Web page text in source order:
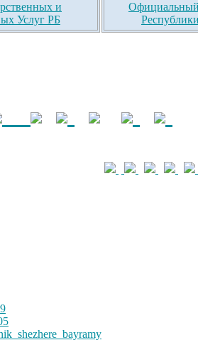
и
Услуг РБ
Официальный